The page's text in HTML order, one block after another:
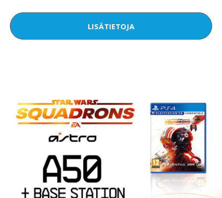
LISÄTIETOJA